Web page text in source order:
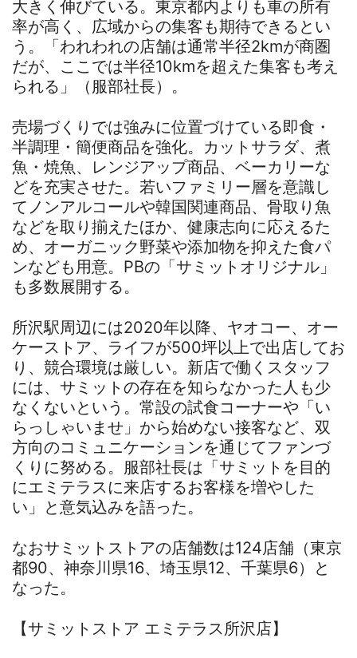
大きく伸びている。東京都内よりも車の所有
率が高く、広域からの集客も期待できるとい
う。「われわれの店舗は通常半径2kmが商圏
だが、ここでは半径10kmを超えた集客も考え
られる」（服部社長）。
売場づくりでは強みに位置づけている即食・
半調理・簡便商品を強化。カットサラダ、煮
魚・焼魚、レンジアップ商品、ベーカリーな
どを充実させた。若いファミリー層を意識し
てノンアルコールや韓国関連商品、骨取り魚
などを取り揃えたほか、健康志向に応えるた
め、オーガニック野菜や添加物を抑えた食パ
ンなども用意。PBの「サミットオリジナル」
も多数展開する。
所沢駅周辺には2020年以降、ヤオコー、オー
ケーストア、ライフが500坪以上で出店してお
り、競合環境は厳しい。新店で働くスタッフ
には、サミットの存在を知らなかった人も少
なくないという。常設の試食コーナーや「い
らっしゃいませ」から始めない接客など、双
方向のコミュニケーションを通じてファンづ
くりに努める。服部社長は「サミットを目的
にエミテラスに来店するお客様を増やした
い」と意気込みを語った。
なおサミットストアの店舗数は124店舗（東京
都90、神奈川県16、埼玉県12、千葉県6）と
なった。
【サミットストア エミテラス所沢店】